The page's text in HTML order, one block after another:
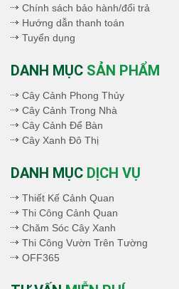
Chính sách bảo hành/đổi trả
Hướng dẫn thanh toán
Tuyển dụng
DANH MỤC SẢN PHẨM
Cây Cảnh Phong Thủy
Cây Cảnh Trong Nhà
Cây Cảnh Để Bàn
Cây Xanh Đô Thị
DANH MỤC DỊCH VỤ
Thiết Kế Cảnh Quan
Thi Công Cảnh Quan
Chăm Sóc Cây Xanh
Thi Công Vườn Trên Tường
OFF365